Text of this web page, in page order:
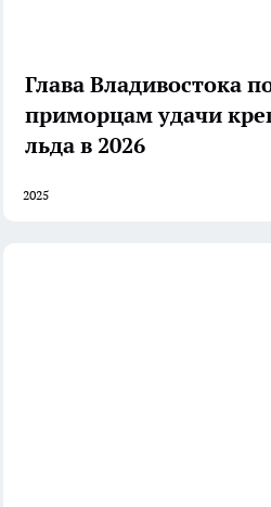
Глава Владивостока
приморцам удачи
льда в 2026
2025